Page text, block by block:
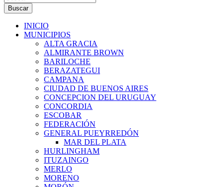
Buscar
INICIO
MUNICIPIOS
ALTA GRACIA
ALMIRANTE BROWN
BARILOCHE
BERAZATEGUI
CAMPANA
CIUDAD DE BUENOS AIRES
CONCEPCION DEL URUGUAY
CONCORDIA
ESCOBAR
FEDERACIÓN
GENERAL PUEYRREDÓN
MAR DEL PLATA
HURLINGHAM
ITUZAINGO
MERLO
MORENO